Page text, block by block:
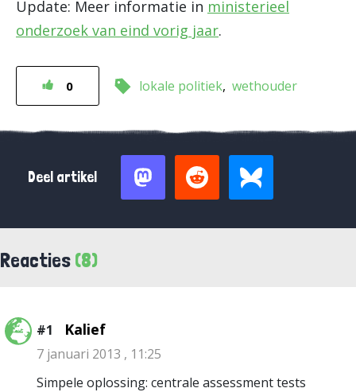
Update: Meer informatie in ministerieel
onderzoek van eind vorig jaar.
0 lokale politiek wethouder
Deel artikel
Reacties (8)
#1 Kalief
7 januari 2013 , 11:25
Simpele oplossing: centrale assessment tests